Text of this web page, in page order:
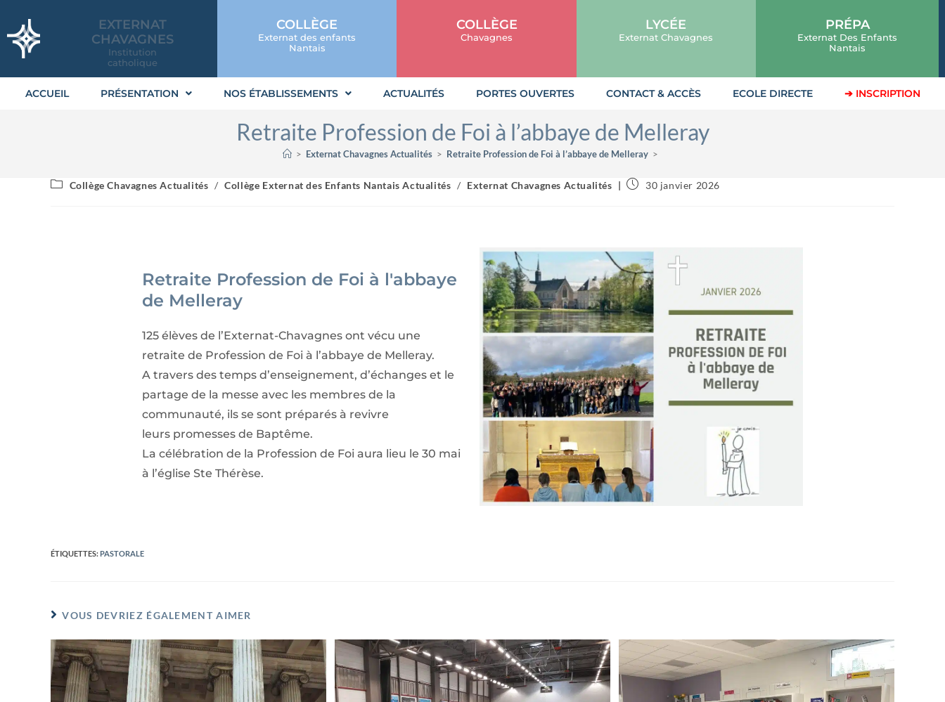
EXTERNAT
CHAVAGNES
Institution
catholique
COLLÈGE
Externat des enfants
Nantais
COLLÈGE
Chavagnes
LYCÉE
Externat Chavagnes
PRÉPA
Externat Des Enfants
Nantais
ACCUEIL PRÉSENTATION NOS ÉTABLISSEMENTS ACTUALITÉS PORTES OUVERTES CONTACT & ACCÈS ECOLE DIRECTE ➔ INSCRIPTION
Retraite Profession de Foi à l’abbaye de Melleray
> Externat Chavagnes Actualités > Retraite Profession de Foi à l’abbaye de Melleray >
Collège Chavagnes Actualités / Collège Externat des Enfants Nantais Actualités / Externat Chavagnes Actualités 30 janvier 2026
Retraite Profession de Foi à l'abbaye
de Melleray
125 élèves de l’Externat-Chavagnes ont vécu une
retraite de Profession de Foi à l’abbaye de Melleray.
A travers des temps d’enseignement, d’échanges et le
partage de la messe avec les membres de la
communauté, ils se sont préparés à revivre
leurs promesses de Baptême.
La célébration de la Profession de Foi aura lieu le 30 mai
à l’église Ste Thérèse.
ÉTIQUETTES:PASTORALE
VOUS DEVRIEZ ÉGALEMENT AIMER